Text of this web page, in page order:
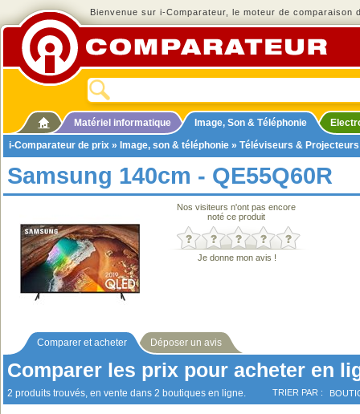
Bienvenue sur i-Comparateur, le moteur de comparaison
Matériel informatique Image, Son & Téléphonie
i-Comparateur de prix » Image, son & téléphonie » Téléviseurs & Projecteurs
Samsung 140cm - QE55Q60R
Nos visiteurs n'ont pas encore
noté ce produit
Je donne mon avis !
Comparer et acheter Déposer un avis
Comparer les prix pour acheter en
2 produits trouvés, en vente dans 2 boutiques en ligne. TRIER PAR :